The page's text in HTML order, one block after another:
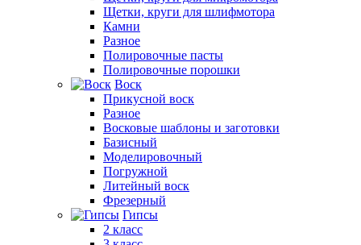
Щетки, круги для шлифмотора
Камни
Разное
Полировочные пасты
Полировочные порошки
Воск
Прикусной воск
Разное
Восковые шаблоны и заготовки
Базисный
Моделировочный
Погружной
Литейный воск
Фрезерный
Гипсы
2 класс